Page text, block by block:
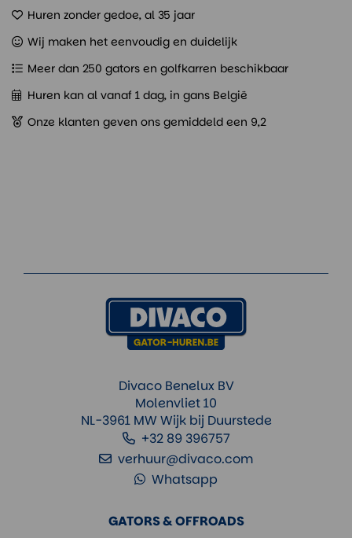
Huren zonder gedoe, al 35 jaar
Wij maken het eenvoudig en duidelijk
Meer dan 250 gators en golfkarren beschikbaar
Huren kan al vanaf 1 dag, in gans België
Onze klanten geven ons gemiddeld een 9,2
GATORS & OFFROADS
Divaco Benelux BV
Molenvliet 10
NL-3961 MW Wijk bij Duurstede
+32 89 396757
verhuur@divaco.com
Whatsapp